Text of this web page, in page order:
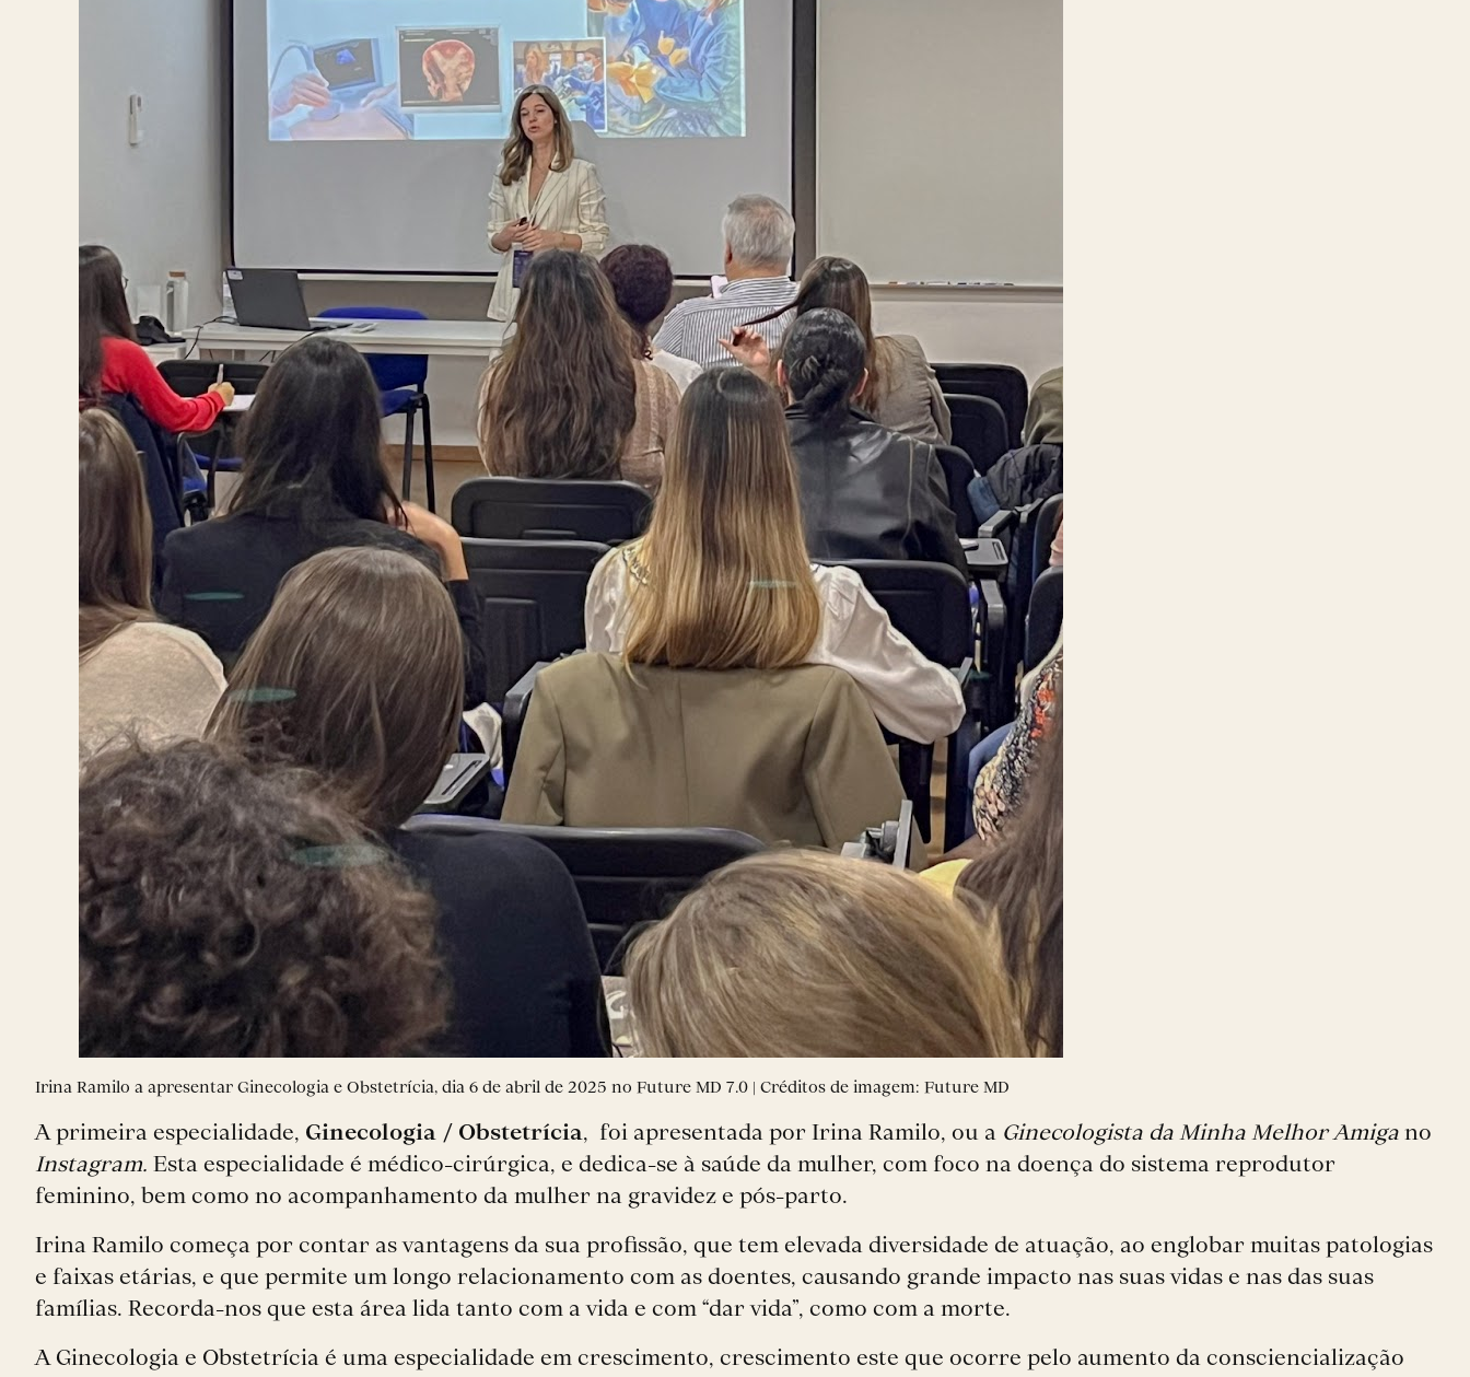
Irina Ramilo a apresentar Ginecologia e Obstetrícia, dia 6 de abril de 2025 no Future MD 7.0 | Créditos de imagem: Future MD
A primeira especialidade, Ginecologia / Obstetrícia, foi apresentada por Irina Ramilo, ou a Ginecologista da Minha Melhor Amigano
Instagram. Esta especialidade é médico-cirúrgica, e dedica-se à saúde da mulher, com foco na doença do sistema reprodutor
feminino, bem como no acompanhamento da mulher na gravidez e pós-parto.
Irina Ramilo começa por contar as vantagens da sua profissão, que tem elevada diversidade de atuação, ao englobar muitas patologias
e faixas etárias, e que permite um longo relacionamento com as doentes, causando grande impacto nas suas vidas e nas das suas
famílias. Recorda-nos que esta área lida tanto com a vida e com “dar vida”, como com a morte.
A Ginecologia e Obstetrícia é uma especialidade em crescimento, crescimento este que ocorre pelo aumento da consciencialização